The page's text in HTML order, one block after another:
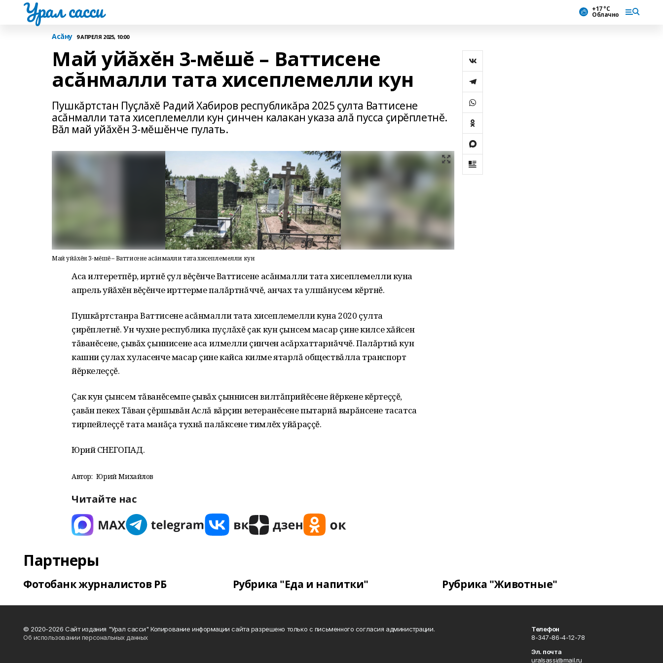
Урал сасси +17 °С
Облачно
Асăну 9 АПРЕЛЯ 2025, 10:00
Май уйăхĕн 3-мĕшĕ – Ваттисене
асăнмалли тата хисеплемелли кун
Пушкăртстан Пуçлăхĕ Радий Хабиров республикăра 2025 çулта Ваттисене
асăнмалли тата хисеплемелли кун çинчен калакан указа алă пусса çирĕплетнĕ.
Вăл май уйăхĕн 3-мĕшĕнче пулать.
Май уйăхĕн 3-мĕшĕ – Ваттисене асăнмалли тата хисеплемелли кун
Аса илтеретпĕр, иртнĕ çул вĕçĕнче Ваттисене асăнмалли тата хисеплемелли куна
апрель уйăхĕн вĕçĕнче ирттерме палăртнăччĕ, анчах та улшăнусем кĕртнĕ.
Пушкăртстанра Ваттисене асăнмалли тата хисеплемелли куна 2020 çулта
çирĕплетнĕ. Ун чухне республика пуçлăхĕ çак кун çынсем масар çине килсе хăйсен
тăванĕсене, çывăх çыннисене аса илмелли çинчен асăрхаттарнăччĕ. Палăртнă кун
кашни çулах хуласенче масар çине кайса килме ятарлă обществăлла транспорт
йĕркелеççĕ.
Çак кун çынсем тăванĕсемпе çывăх çыннисен вилтăприйĕсене йĕркене кĕртеççĕ,
çавăн пекех Тăван çĕршывăн Аслă вăрçин ветеранĕсене пытарнă вырăнсене тасатса
тирпейлеççĕ тата манăçа тухнă палăксене тимлĕх уйăраççĕ.
Юрий СНЕГОПАД.
Автор: Юрий Михайлов
Читайте нас
Партнеры
Фотобанк журналистов РБ Рубрика "Еда и напитки" Рубрика "Животные"
© 2020-2026 Сайт издания "Урал сасси" Копирование информации сайта разрешено только с письменного согласия администрации.
Об использовании персональных данных
Телефон
8-347-86-4-12-78
Эл. почта
uralsassi@mail.ru